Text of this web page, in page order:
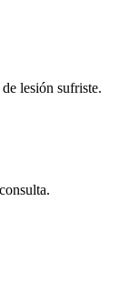
lesión sufriste.